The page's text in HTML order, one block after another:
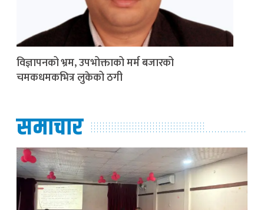
विज्ञापनको भ्रम, उपभोक्ताको मर्म बजारको
चमकधमकभित्र लुकेको ठगी
समाचार